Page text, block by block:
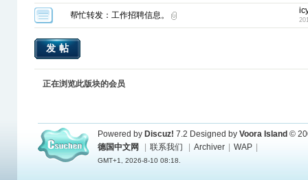
帮忙转发：工作招聘信息。
发帖
正在浏览此版块的会员
Powered by Discuz! 7.2 Designed by Voora Island ©
德国中文网
联系我们 Archiver WAP
GMT+1, 2026-8-10 08:18.